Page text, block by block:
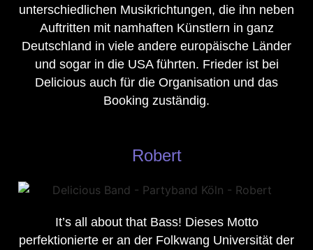
unterschiedlichen Musikrichtungen, die ihn neben
Auftritten mit namhaften Künstlern in ganz
Deutschland in viele andere europäische Länder
und sogar in die USA führten. Frieder ist bei
Delicious auch für die Organisation und das
Booking zuständig.
Robert
It’s all about that Bass! Dieses Motto
perfektionierte er an der Folkwang Universität der